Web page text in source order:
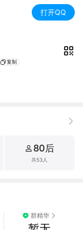
打开QQ
复制
80后
共53人
群精华